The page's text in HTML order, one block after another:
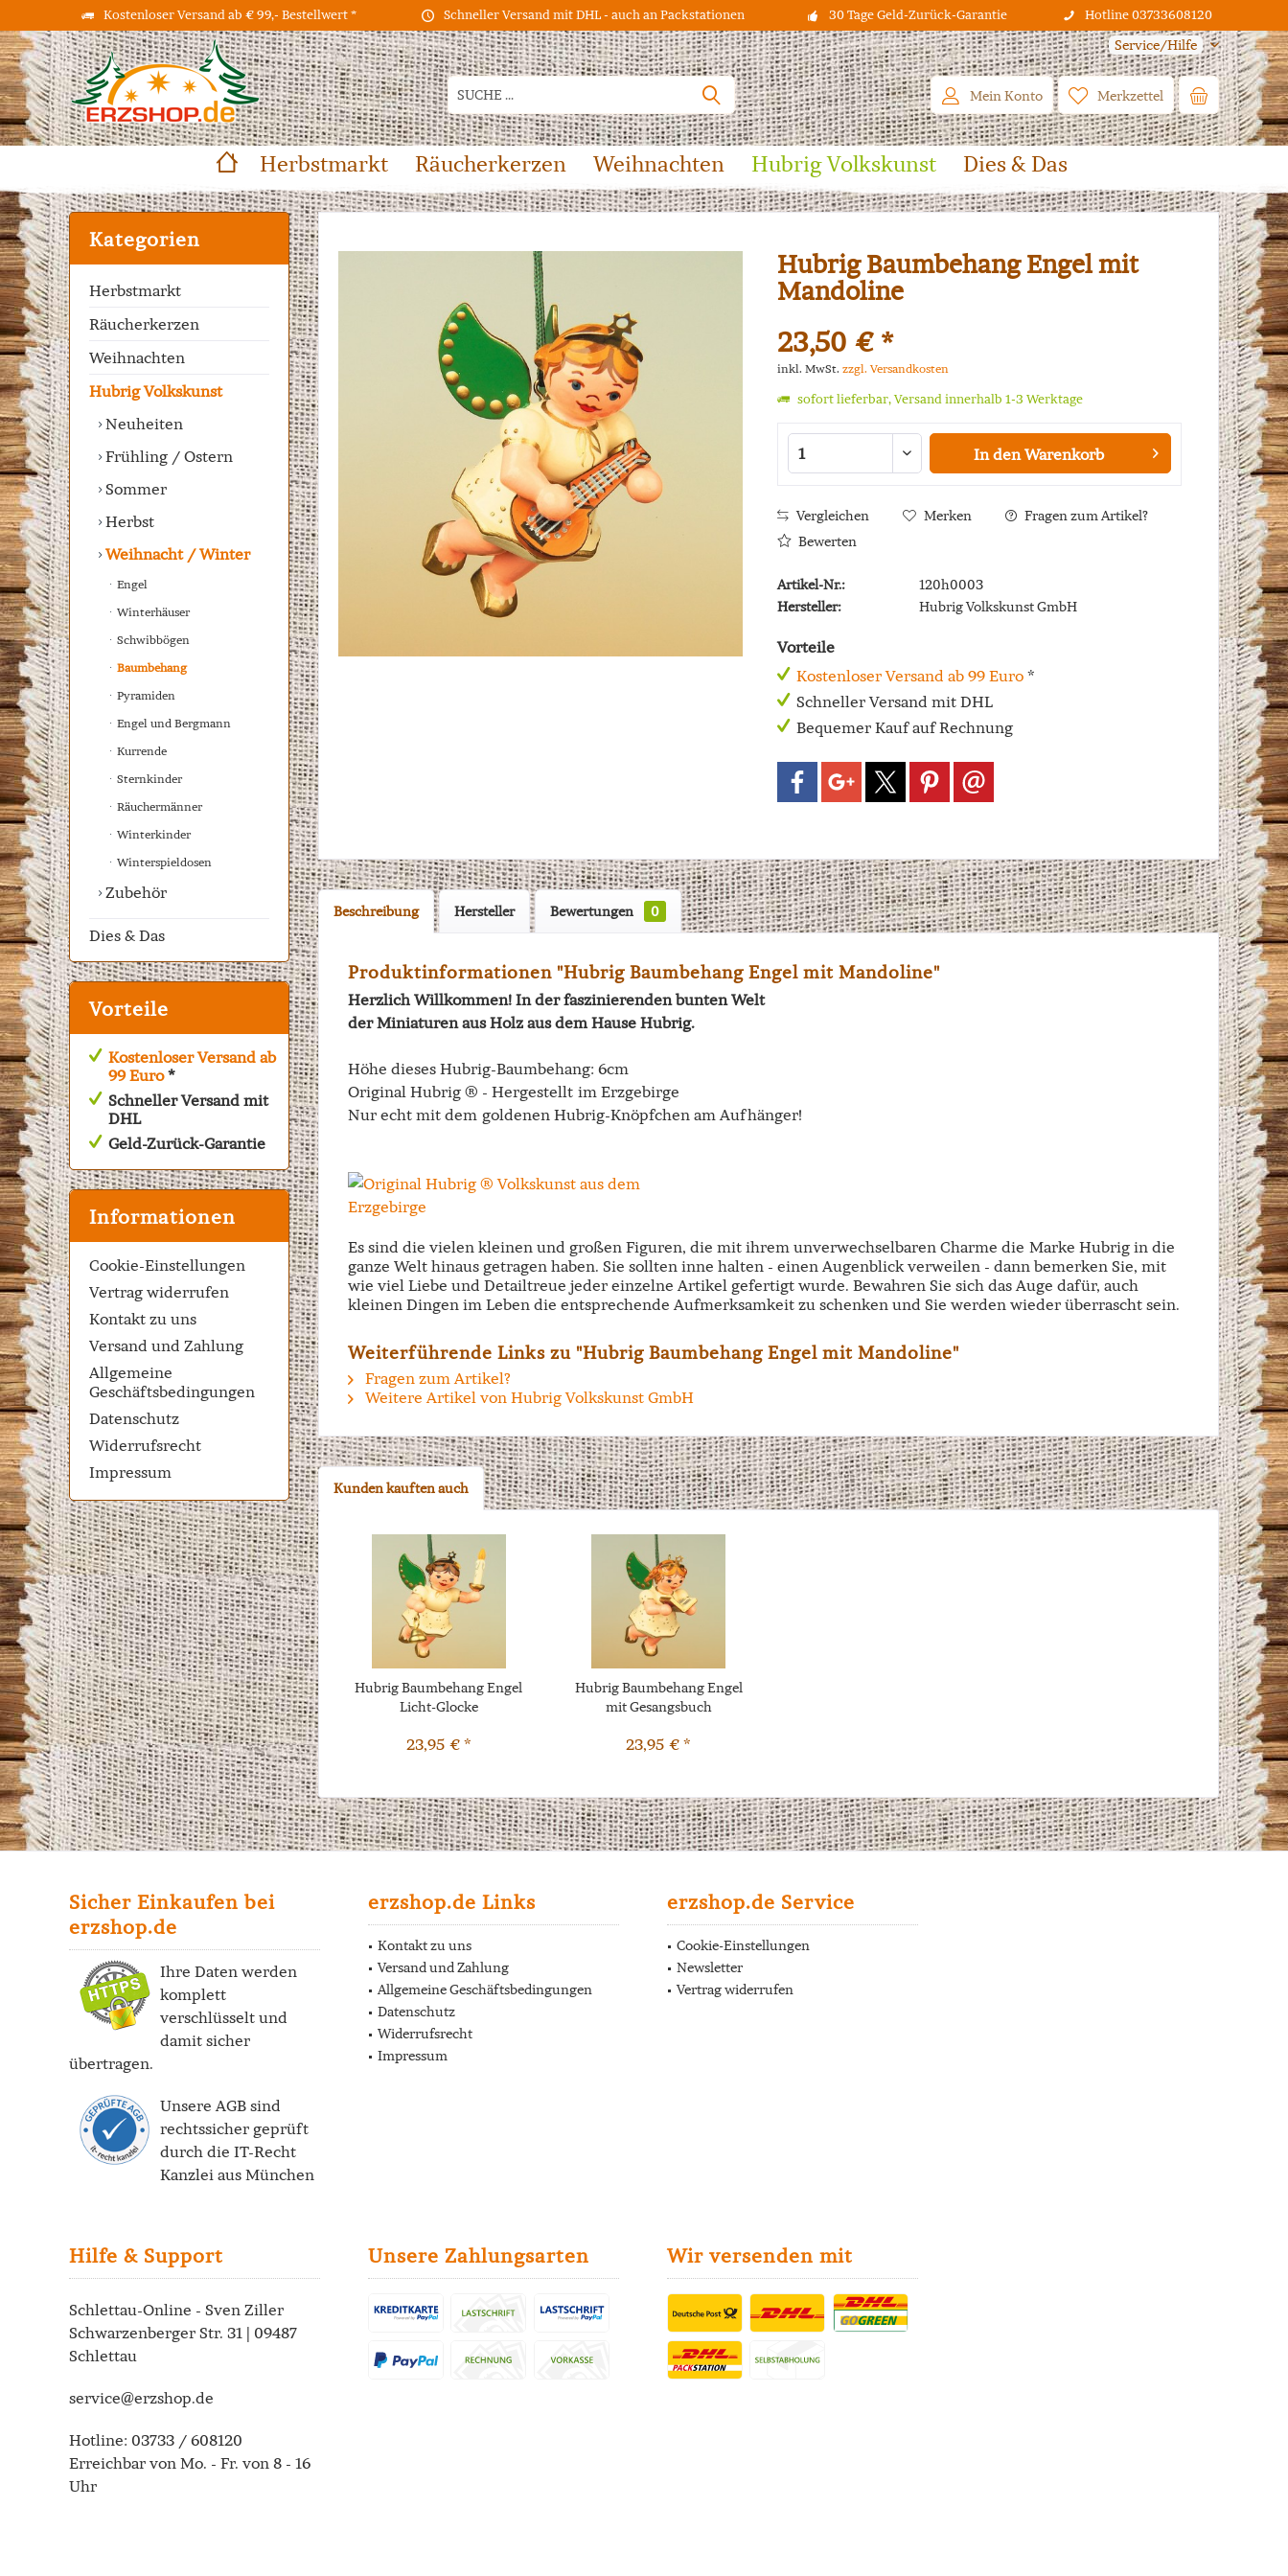
Kostenloser Versand ab € 99,- Bestellwert * Schneller Versand mit DHL - auch an Packstationen 30 Tage Geld-Zurück-Garantie Hotline 03733608120
Service/Hilfe
Merkzettel
Mein Konto
Herbstmarkt Räucherkerzen Weihnachten Hubrig Volkskunst Dies & Das
Kategorien
Herbstmarkt
Räucherkerzen
Weihnachten
Hubrig Volkskunst
Neuheiten
Frühling / Ostern
Sommer
Herbst
Weihnacht / Winter
Engel
Winterhäuser
Schwibbögen
Baumbehang
Pyramiden
Engel und Bergmann
Kurrende
Sternkinder
Räuchermänner
Winterkinder
Winterspieldosen
Zubehör
Dies & Das
Vorteile
Kostenloser Versand ab
99 Euro*
Schneller Versand mit
DHL
Geld-Zurück-Garantie
Informationen
Cookie-Einstellungen
Vertrag widerrufen
Kontakt zu uns
Versand und Zahlung
Allgemeine
Geschäftsbedingungen
Datenschutz
Widerrufsrecht
Impressum
Hubrig Baumbehang Engel mit
Mandoline
23,50 € *
inkl. MwSt. zzgl. Versandkosten
sofort lieferbar, Versand innerhalb 1-3 Werktage
In den Warenkorb
Vergleichen Merken
Fragen zum Artikel?
Bewerten
Artikel-Nr.:
120h0003
Hersteller:
Hubrig Volkskunst GmbH
Vorteile
Kostenloser Versand ab 99 Euro*
Schneller Versand mit DHL
Bequemer Kauf auf Rechnung
Beschreibung Hersteller Bewertungen 0
Produktinformationen "Hubrig Baumbehang Engel mit Mandoline"
Herzlich Willkommen! In der faszinierenden bunten Welt
der Miniaturen aus Holz aus dem Hause Hubrig.
Höhe dieses Hubrig-Baumbehang: 6cm
Original Hubrig ® - Hergestellt im Erzgebirge
Nur echt mit dem goldenen Hubrig-Knöpfchen am Aufhänger!
Es sind die vielen kleinen und großen Figuren, die mit ihrem unverwechselbaren Charme die Marke Hubrig in die
ganze Welt hinaus getragen haben. Sie sollten inne halten - einen Augenblick verweilen - dann bemerken Sie, mit
wie viel Liebe und Detailtreue jeder einzelne Artikel gefertigt wurde. Bewahren Sie sich das Auge dafür, auch
kleinen Dingen im Leben die entsprechende Aufmerksamkeit zu schenken und Sie werden wieder überrascht sein.
Weiterführende Links zu "Hubrig Baumbehang Engel mit Mandoline"
Fragen zum Artikel?
Weitere Artikel von Hubrig Volkskunst GmbH
Kunden kauften auch
Hubrig Baumbehang Engel
Licht-Glocke
23,95 € *
Hubrig Baumbehang Engel
mit Gesangsbuch
23,95 € *
Sicher Einkaufen bei
erzshop.de
Ihre Daten werden
komplett
verschlüsselt und
damit sicher
übertragen.
Unsere AGB sind
rechtssicher geprüft
durch die IT-Recht
Kanzlei aus München
erzshop.de Links
Kontakt zu uns
Versand und Zahlung
Allgemeine Geschäftsbedingungen
Datenschutz
Widerrufsrecht
Impressum
erzshop.de Service
Cookie-Einstellungen
Newsletter
Vertrag widerrufen
Hilfe & Support
Schlettau-Online - Sven Ziller
Schwarzenberger Str. 31 | 09487
Schlettau
service@erzshop.de
Hotline: 03733 / 608120
Erreichbar von Mo. - Fr. von 8 - 16
Uhr
Unsere Zahlungsarten Wir versenden mit